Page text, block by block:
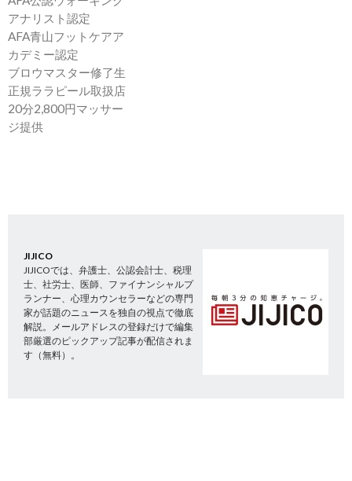
アナリスト認定
AFA青山フットケアア
カデミー認定
ブロウマスター修了生
正規ララピール取扱店
20分2,800円マッサー
ジ提供
JIJICO
JIJICOでは、弁護士、公認会計士、税理
士、社労士、医師、ファイナンシャルプ
ランナー、心理カウンセラーなどの専門
家が話題のニュースを独自の視点で徹底
解説。メールアドレスの登録だけで編集
部厳選のピックアップ記事が配信されま
す（無料）。